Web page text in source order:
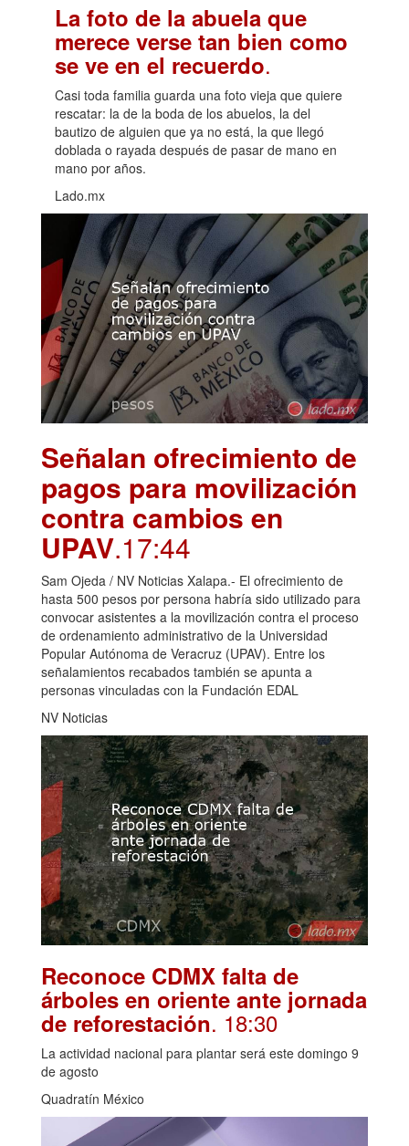
La foto de la abuela que
merece verse tan bien como
se ve en el recuerdo.
Casi toda familia guarda una foto vieja que quiere
rescatar: la de la boda de los abuelos, la del
bautizo de alguien que ya no está, la que llegó
doblada o rayada después de pasar de mano en
mano por años.
Lado.mx
Señalan ofrecimiento de
pagos para movilización
contra cambios en
UPAV.17:44
Sam Ojeda / NV Noticias Xalapa.- El ofrecimiento de
hasta 500 pesos por persona habría sido utilizado para
convocar asistentes a la movilización contra el proceso
de ordenamiento administrativo de la Universidad
Popular Autónoma de Veracruz (UPAV). Entre los
señalamientos recabados también se apunta a
personas vinculadas con la Fundación EDAL
NV Noticias
Reconoce CDMX falta de
árboles en oriente ante jornada
de reforestación. 18:30
La actividad nacional para plantar será este domingo 9
de agosto
Quadratín México